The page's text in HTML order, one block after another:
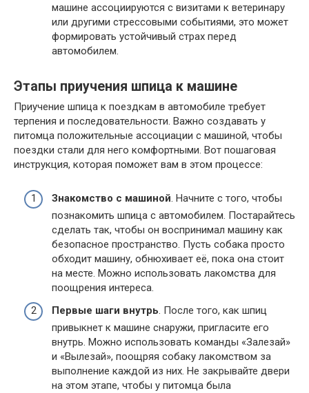
машине ассоциируются с визитами к ветеринару
или другими стрессовыми событиями, это может
формировать устойчивый страх перед
автомобилем.
Этапы приучения шпица к машине
Приучение шпица к поездкам в автомобиле требует
терпения и последовательности. Важно создавать у
питомца положительные ассоциации с машиной, чтобы
поездки стали для него комфортными. Вот пошаговая
инструкция, которая поможет вам в этом процессе:
Знакомство с машиной. Начните с того, чтобы
познакомить шпица с автомобилем. Постарайтесь
сделать так, чтобы он воспринимал машину как
безопасное пространство. Пусть собака просто
обходит машину, обнюхивает её, пока она стоит
на месте. Можно использовать лакомства для
поощрения интереса.
Первые шаги внутрь. После того, как шпиц
привыкнет к машине снаружи, пригласите его
внутрь. Можно использовать команды «Залезай»
и «Вылезай», поощряя собаку лакомством за
выполнение каждой из них. Не закрывайте двери
на этом этапе, чтобы у питомца была